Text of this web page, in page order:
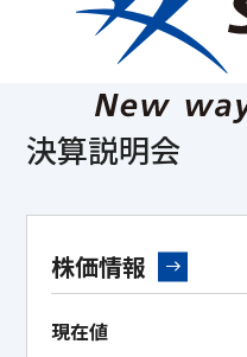
決算説明会
株価情報
現在値